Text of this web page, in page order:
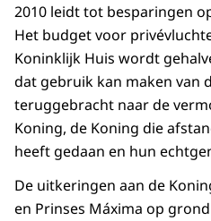
2010 leidt tot besparingen
Het budget voor
Koninklijk Huis wordt
dat gebruik kan maken van
teruggebracht naar de
Koning, de Koning die
heeft gedaan en hun
De uitkeringen aan de
en Prinses Máxima op